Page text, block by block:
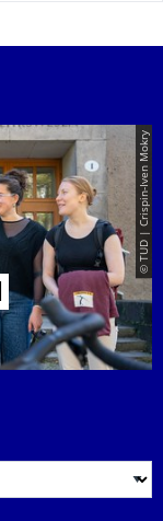
© TUD | Crispin-Iven Mokry